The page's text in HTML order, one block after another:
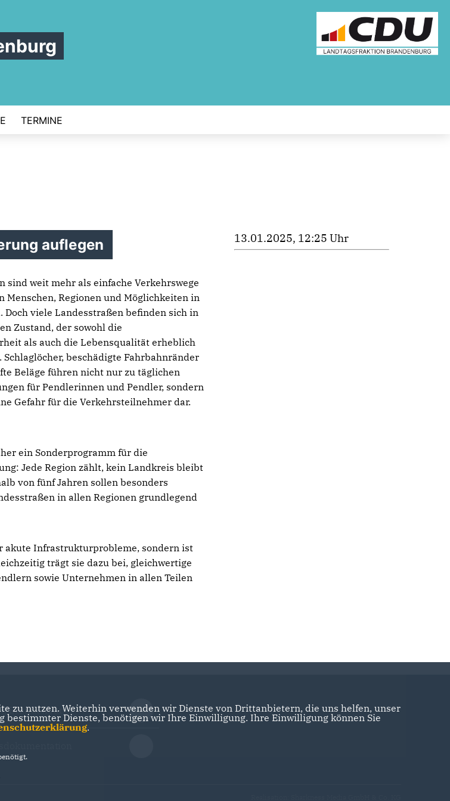
TERMINE
auflegen
sind weit mehr als einfache Verkehrswege
Menschen, Regionen und Möglichkeiten in
Doch viele Landesstraßen befinden sich in
Zustand, der sowohl die
als auch die Lebensqualität erheblich
beschädigte Fahrbahnränder
Beläge führen nicht nur zu täglichen
für Pendlerinnen und Pendler, sondern
Gefahr für die Verkehrsteilnehmer dar.
ein Sonderprogramm für die
Jede Region zählt, kein Landkreis bleibt
von fünf Jahren sollen besonders
in allen Regionen grundlegend
Infrastrukturprobleme, sondern ist
trägt sie dazu bei, gleichwertige
sowie Unternehmen in allen Teilen
13.01.2025, 12:25 Uhr
Brandenburg
zu nutzen. Weiterhin verwenden wir Dienste von Drittanbietern, die uns helfen, unser
bestimmter Dienste, benötigen wir Ihre Einwilligung. Ihre Einwilligung können Sie
.